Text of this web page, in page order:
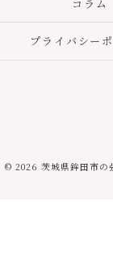
コラム
プライバシー
© 2026 茨城県鉾田市の